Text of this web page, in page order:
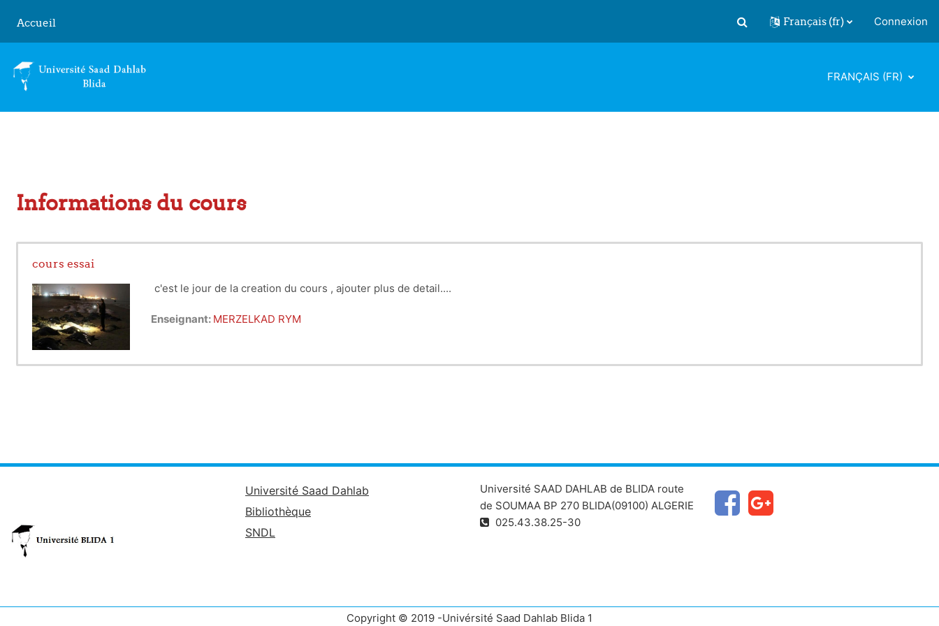
Accueil
Activer/désactiver la saisie de
Français ‎(fr)‎ Connexion
FRANÇAIS ‎(FR)‎
Informations du cours
cours essai
c'est le jour de la creation du cours , ajouter plus de detail....
Enseignant: MERZELKAD RYM
Université Saad Dahlab
Bibliothèque
SNDL
Université SAAD DAHLAB de BLIDA route
de SOUMAA BP 270 BLIDA(09100) ALGERIE
025.43.38.25-30
Copyright © 2019 -Univérsité Saad Dahlab Blida 1